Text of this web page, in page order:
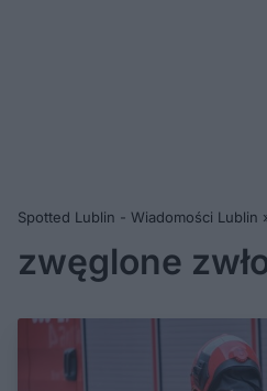
Spotted Lublin - Wiadomości Lublin
zwęglone